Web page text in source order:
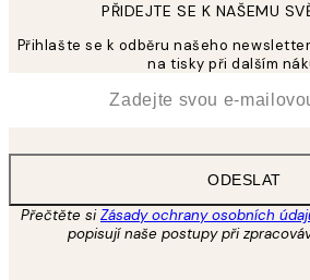
PŘIDEJTE SE K NAŠEMU
Přihlašte se k odběru našeho
na tisky při dalším
ODESLAT
Přečtěte siZásady ochrany osobních
popisují naše postupy při